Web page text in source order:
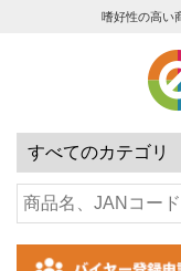
嗜好性の高い